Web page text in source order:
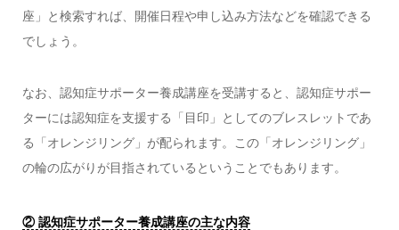
座」と検索すれば、開催日程や申し込み方法などを確認できる
でしょう。
なお、認知症サポーター養成講座を受講すると、認知症サポー
ターには認知症を支援する「目印」としてのブレスレットであ
る「オレンジリング」が配られます。この「オレンジリング」
の輪の広がりが目指されているということでもあります。
② 認知症サポーター養成講座の主な内容